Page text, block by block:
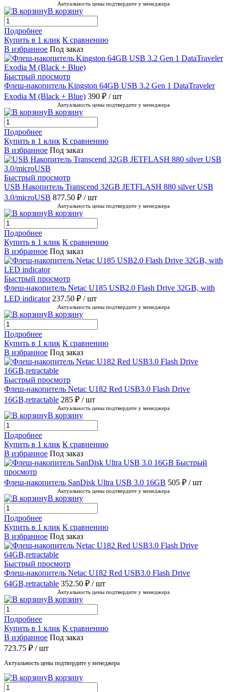
Актуальность цены подтвердите у менеджера
В корзину
Подробнее
Купить в 1 клик К сравнению
В избранное Под заказ
Быстрый просмотр
Флеш-накопитель Kingston 64GB USB 3.2 Gen 1 DataTraveler
Exodia M (Black + Blue) 390 ₽ / шт
Актуальность цены подтвердите у менеджера
В корзину
Подробнее
Купить в 1 клик К сравнению
В избранное Под заказ
Быстрый просмотр
USB Накопитель Transcend 32GB JETFLASH 880 silver USB
3.0/microUSB 877.50 ₽ / шт
Актуальность цены подтвердите у менеджера
В корзину
Подробнее
Купить в 1 клик К сравнению
В избранное Под заказ
Быстрый просмотр
Флеш-накопитель Netac U185 USB2.0 Flash Drive 32GB, with
LED indicator 237.50 ₽ / шт
Актуальность цены подтвердите у менеджера
В корзину
Подробнее
Купить в 1 клик К сравнению
В избранное Под заказ
Быстрый просмотр
Флеш-накопитель Netac U182 Red USB3.0 Flash Drive
16GB,retractable 285 ₽ / шт
Актуальность цены подтвердите у менеджера
В корзину
Подробнее
Купить в 1 клик К сравнению
В избранное Под заказ
Быстрый
просмотр
Флеш-накопитель SanDisk Ultra USB 3.0 16GB 505 ₽ / шт
Актуальность цены подтвердите у менеджера
В корзину
Подробнее
Купить в 1 клик К сравнению
В избранное Под заказ
Быстрый просмотр
Флеш-накопитель Netac U182 Red USB3.0 Flash Drive
64GB,retractable 352.50 ₽ / шт
Актуальность цены подтвердите у менеджера
В корзину
Подробнее
Купить в 1 клик К сравнению
В избранное Под заказ
723.75 ₽ / шт
Актуальность цены подтвердите у менеджера
В корзину